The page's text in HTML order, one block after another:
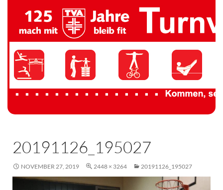
TV 1894 Auersmacher
20191126_195027
NOVEMBER 27, 2019 2448 × 3264 20191126_195027